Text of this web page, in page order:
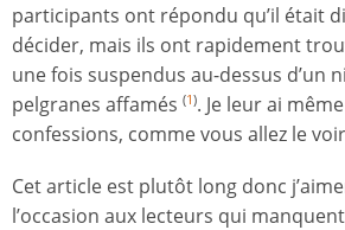
participants ont répondu qu’il était
décider, mais ils ont rapidement
une fois suspendus au-dessus d’un
pelgranes affamés (1). Je leur ai
confessions, comme vous allez le
Cet article est plutôt long donc
l’occasion aux lecteurs qui